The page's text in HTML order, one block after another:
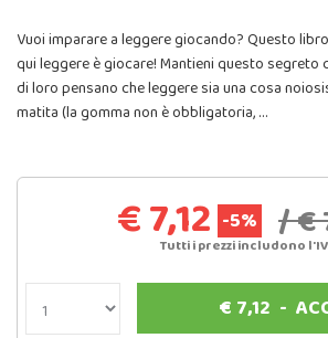
Vuoi imparare a leggere giocando? Questo
qui leggere è giocare! Mantieni questo segreto
di loro pensano che leggere sia una cosa
matita (la gomma non è obbligatoria, …
€ 7,12 -5% / €
Tutti i prezzi includono
€ 7,12 -